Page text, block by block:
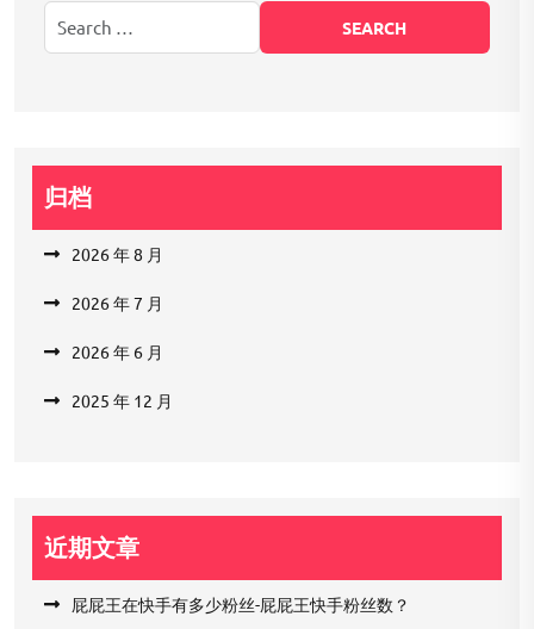
归档
2026 年 8 月
2026 年 7 月
2026 年 6 月
2025 年 12 月
近期文章
屁屁王在快手有多少粉丝-屁屁王快手粉丝数？